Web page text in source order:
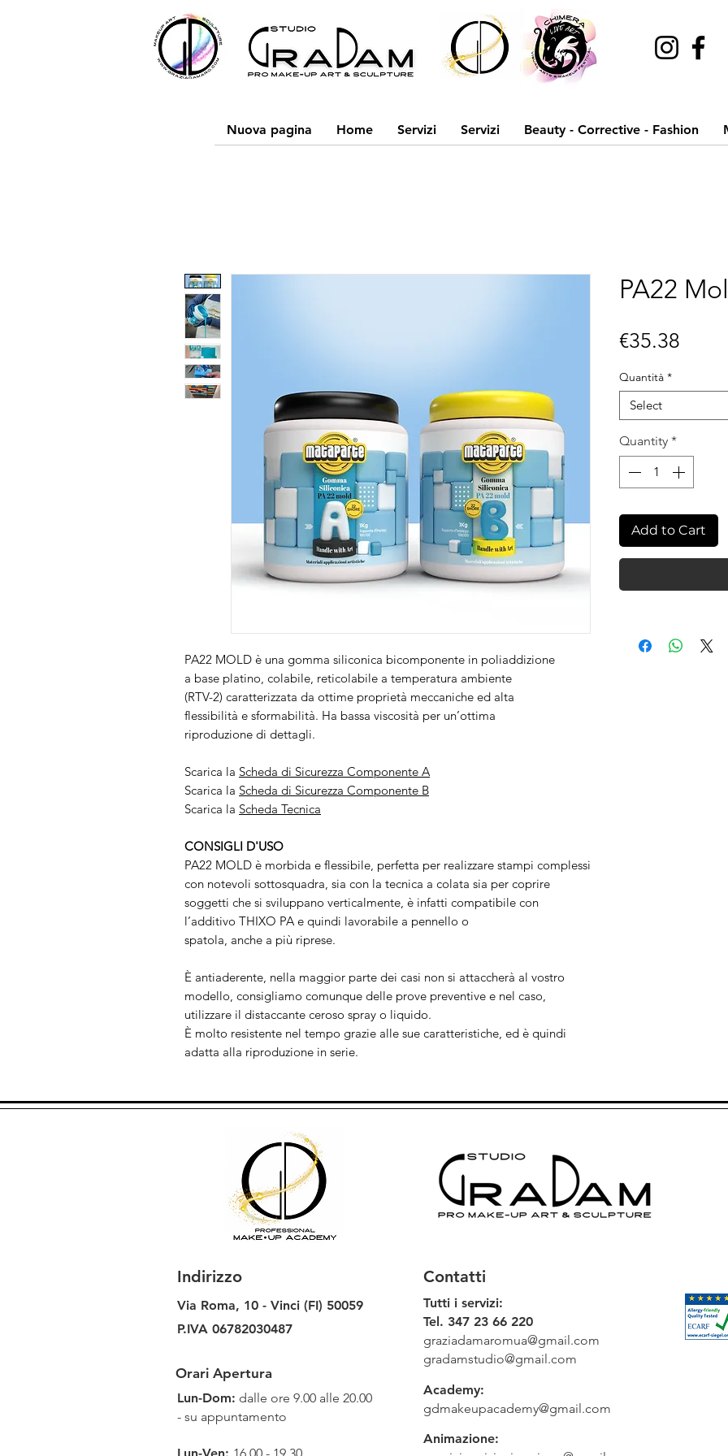
Nuova pagina Home Servizi Servizi Beauty - Corrective - Fashion
PA22 MOLD è una gomma siliconica bicomponente in poliaddizione
a base platino, colabile, reticolabile a temperatura ambiente
(RTV-2) caratterizzata da ottime proprietà meccaniche ed alta
flessibilità e sformabilità. Ha bassa viscosità per un’ottima
riproduzione di dettagli.
Scarica la Scheda di Sicurezza Componente A
Scarica la Scheda di Sicurezza Componente B
Scarica la Scheda Tecnica
CONSIGLI D'USO
PA22 MOLD è morbida e flessibile, perfetta per realizzare stampi complessi
con notevoli sottosquadra, sia con la tecnica a colata sia per coprire
soggetti che si sviluppano verticalmente, è infatti compatibile con
l’additivo THIXO PA e quindi lavorabile a pennello o
spatola, anche a più riprese.
È antiaderente, nella maggior parte dei casi non si attaccherà al vostro
modello, consigliamo comunque delle prove preventive e nel caso,
utilizzare il distaccante ceroso spray o liquido.
È molto resistente nel tempo grazie alle sue caratteristiche, ed è quindi
adatta alla riproduzione in serie.
PA22
€35.38
Quantità *
Select
Quantity *
Add to Cart
Indirizzo
Via Roma, 10 - Vinci (FI) 50059
P.IVA 06782030487
Orari Apertura
Lun-Dom: dalle ore 9.00 alle 20.00
- su appuntamento
Lun-Ven: 16.00 - 19.30
Contatti
Tutti i servizi:
Tel. 347 23 66 220
graziadamaromua@gmail.com
gradamstudio@gmail.com
Academy:
gdmakeupacademy@gmail.com
Animazione: